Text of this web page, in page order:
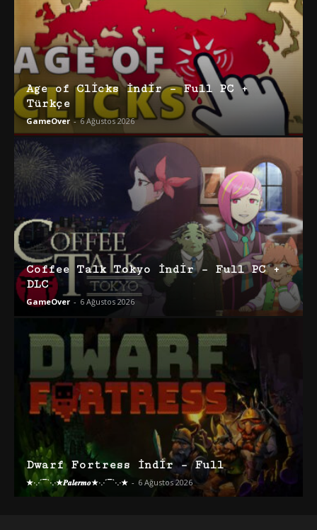
Age of Clicks İndir – Full PC +
Türkçe
GameOver - 6 Ağustos 2026
Coffee Talk Tokyo İndir – Full PC +
DLC
GameOver - 6 Ağustos 2026
Dwarf Fortress İndir – Full
★·.·´¯`·.·★𝑷𝒂𝒍𝒆𝒓𝒎𝒐★·.·´¯`·.·★ - 6 Ağustos 2026